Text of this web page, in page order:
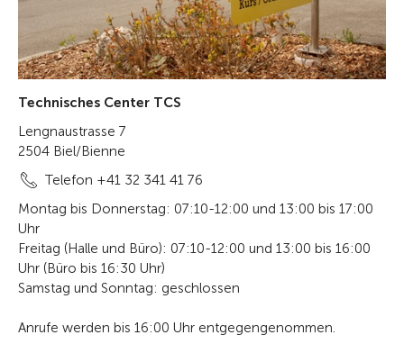
Technisches Center TCS
Lengnaustrasse 7
2504 Biel/Bienne
Telefon +41 32 341 41 76
Montag bis Donnerstag: 07:10-12:00 und 13:00 bis 17:00
Uhr
Freitag (Halle und Büro): 07:10-12:00 und 13:00 bis 16:00
Uhr (Büro bis 16:30 Uhr)
Samstag und Sonntag: geschlossen
Anrufe werden bis 16:00 Uhr entgegengenommen.